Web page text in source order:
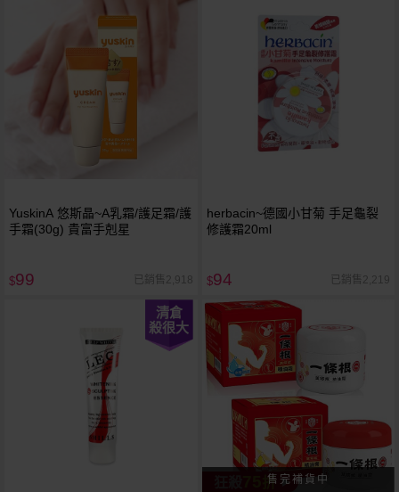
YuskinA 悠斯晶~A乳霜/護足霜/護
手霜(30g) 貴富手剋星
$99 已銷售2,918
herbacin~德國小甘菊 手足龜裂
修護霜20ml
$94 已銷售2,219
清倉
殺很大
折